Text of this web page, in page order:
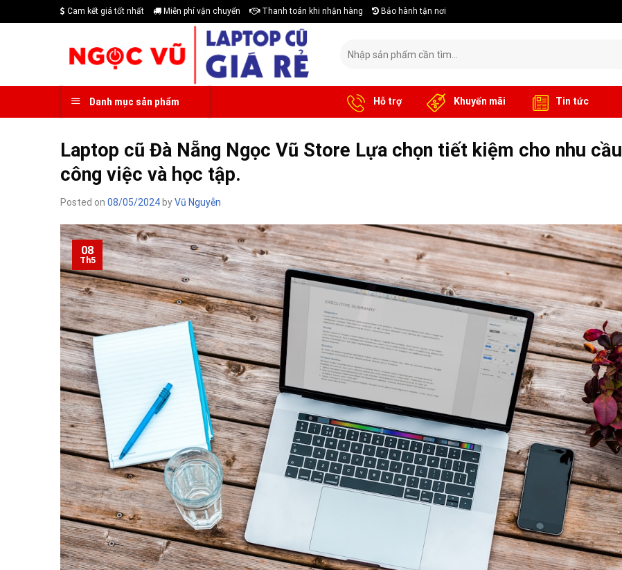
to
Cam kết giá tốt nhất Miễn phí vận chuyển Thanh toán khi nhận hàng Bảo hành tận nơi
kiếm:
Danh mục sản phẩm Hỗ trợ Khuyến mãi Tin tức
Laptop cũ Đà Nẵng Ngọc Vũ Store Lựa chọn tiết kiệm cho nhu cầu
công việc và học tập.
Posted on 08/05/2024byVũ Nguyễn
08
Th5